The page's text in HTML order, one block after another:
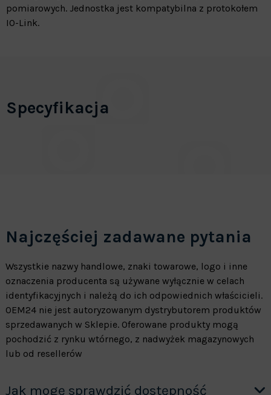
pomiarowych. Jednostka jest kompatybilna z protokołem
IO-Link.
Specyfikacja
Najczęściej zadawane pytania
Wszystkie nazwy handlowe, znaki towarowe, logo i inne
oznaczenia producenta są używane wyłącznie w celach
identyfikacyjnych i należą do ich odpowiednich właścicieli.
OEM24 nie jest autoryzowanym dystrybutorem produktów
sprzedawanych w Sklepie. Oferowane produkty mogą
pochodzić z rynku wtórnego, z nadwyżek magazynowych
lub od resellerów
Jak mogę sprawdzić dostępność